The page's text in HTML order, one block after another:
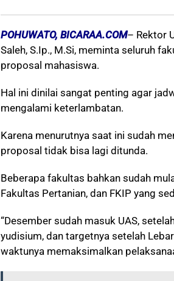
POHUWATO, BICARAA.COM– Rektor
Saleh, S.Ip., M.Si, meminta seluruh
proposal mahasiswa.
Hal ini dinilai sangat penting agar
mengalami keterlambatan.
Karena menurutnya saat ini sudah
proposal tidak bisa lagi ditunda.
Beberapa fakultas bahkan sudah
Fakultas Pertanian, dan FKIP yang
“Desember sudah masuk UAS,
yudisium, dan targetnya setelah
waktunya memaksimalkan